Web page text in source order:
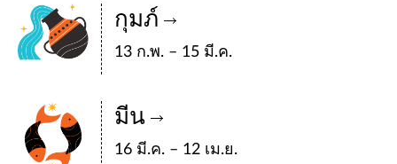
กุมภ์
13 ก.พ. – 15 มี.ค.
มีน
16 มี.ค. – 12 เม.ย.